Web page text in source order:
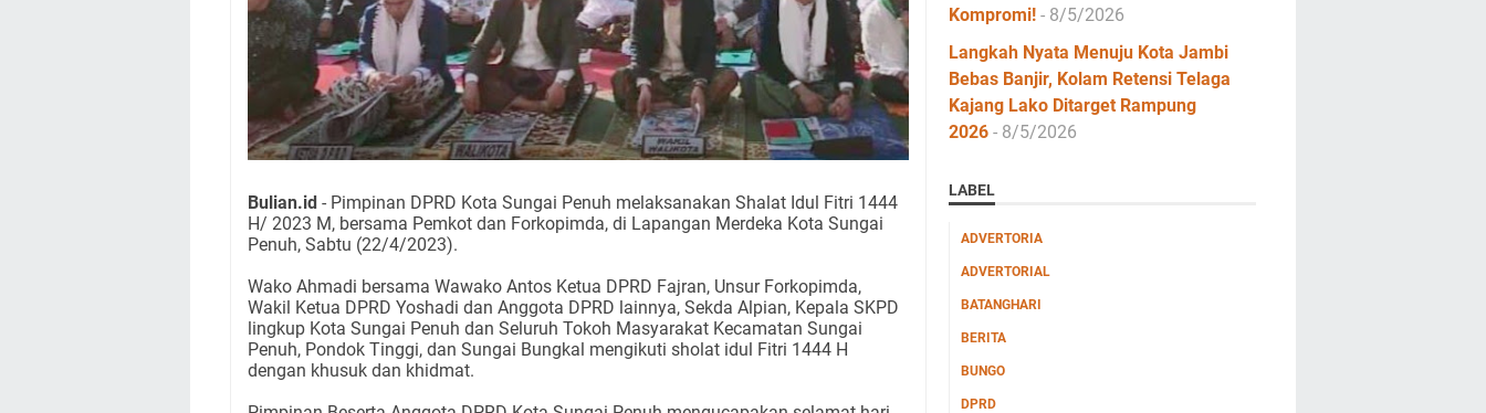
Bulian.id - Pimpinan DPRD Kota Sungai Penuh melaksanakan Shalat Idul Fitri 1444
H/ 2023 M, bersama Pemkot dan Forkopimda, di Lapangan Merdeka Kota Sungai
Penuh, Sabtu (22/4/2023).
Wako Ahmadi bersama Wawako Antos Ketua DPRD Fajran, Unsur Forkopimda,
Wakil Ketua DPRD Yoshadi dan Anggota DPRD lainnya, Sekda Alpian, Kepala SKPD
lingkup Kota Sungai Penuh dan Seluruh Tokoh Masyarakat Kecamatan Sungai
Penuh, Pondok Tinggi, dan Sungai Bungkal mengikuti sholat idul Fitri 1444 H
dengan khusuk dan khidmat.
Kompromi!- 8/5/2026
Langkah Nyata Menuju Kota Jambi
Bebas Banjir, Kolam Retensi Telaga
Kajang Lako Ditarget Rampung
2026- 8/5/2026
LABEL
ADVERTORIA
ADVERTORIAL
BATANGHARI
BERITA
BUNGO
DPRD